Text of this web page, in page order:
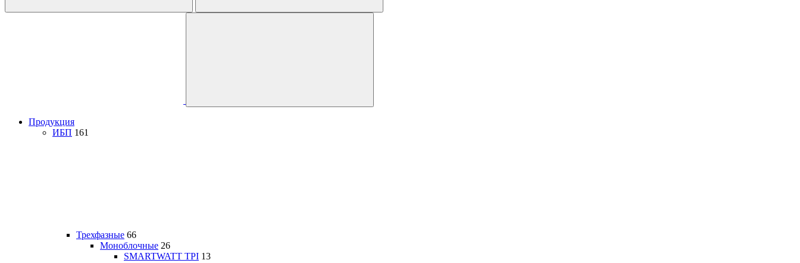
Продукция
ИБП 161
Трехфазные 66
Моноблочные 26
SMARTWATT TPI 13